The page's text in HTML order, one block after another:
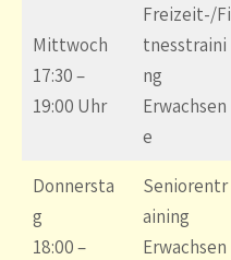
Mittwoch
17:30 –
19:00 Uhr
Freizeit-/Fi
tnesstraini
ng
Erwachsen
e
Donnersta
g
18:00 –
Seniorentr
aining
Erwachsen